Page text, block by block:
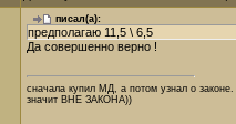
писал(а):
предполагаю 11,5 \ 6,5
Да совершенно верно !
сначала купил МД, а потом узнал о законе.
значит ВНЕ ЗАКОНА))